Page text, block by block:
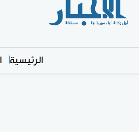
الرئيسية